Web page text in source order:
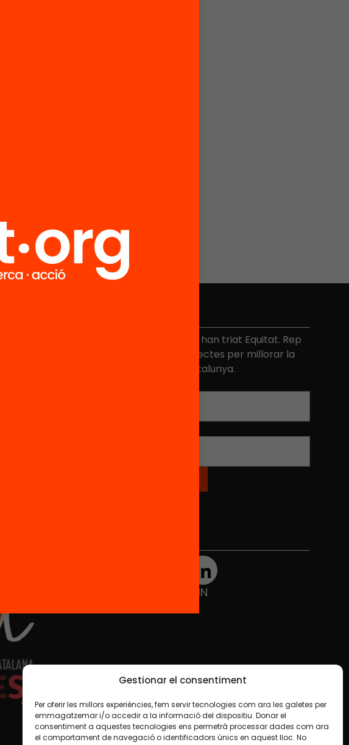
Gestionar el consentiment
Per oferir les millors experiències, fem servir tecnologies com ara les galetes per
emmagatzemar i/o accedir a la informació del dispositiu. Donar el
consentiment a aquestes tecnologies ens permetrà processar dades com ara
el comportament de navegació o identificadors únics en aquest lloc. No
Més de 40.000 persones ja han triat Equitat. Rep
iniciatives, propostes i projectes per millorar la
qualitat de l'educació a Catalunya.
IN